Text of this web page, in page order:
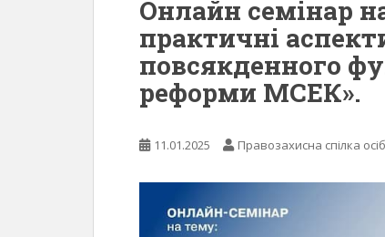
Онлайн семінар
практичні
повсякденного
реформи МСЕК».
11.01.2025 Правозахисна спілка